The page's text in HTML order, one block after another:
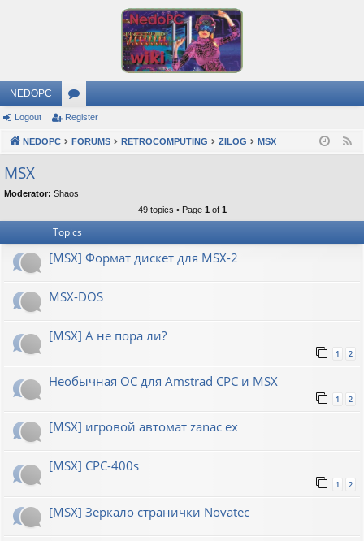
NEDOPC
or
u
s
Logout Register
NEDOPC FORUMS RETROCOMPUTING ZILOG MSX
MSX
Moderator: Shaos
49 topics • Page 1 of 1
Topics
[MSX] Формат дискет для MSX-2
MSX-DOS
[MSX] А не пора ли?
1 2
Необычная ОС для Amstrad CPC и MSX
1 2
[MSX] игровой автомат zanac ex
[MSX] CPC-400s
1 2
[MSX] Зеркало странички Novatec